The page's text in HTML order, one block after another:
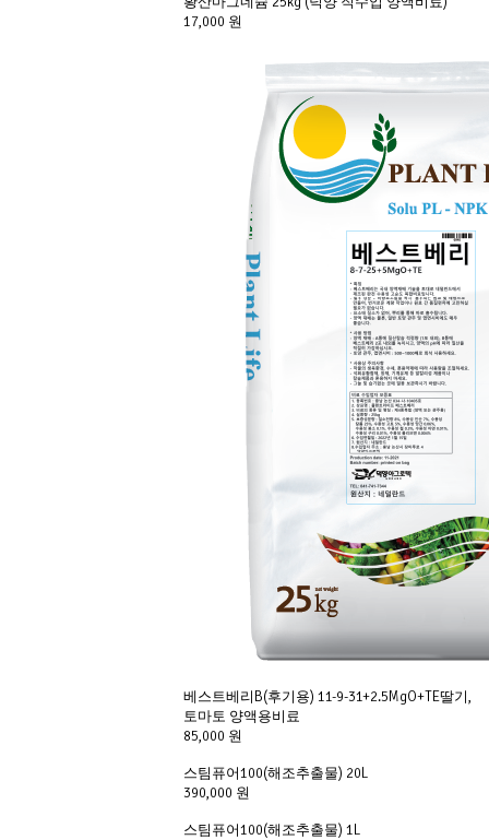
17,000 원
베스트베리B(후기용) 11-9-31+2.5MgO+TE딸기,
토마토 양액용비료
85,000 원
스팀퓨어100(해조추출물) 20L
390,000 원
스팀퓨어100(해조추출물) 1L